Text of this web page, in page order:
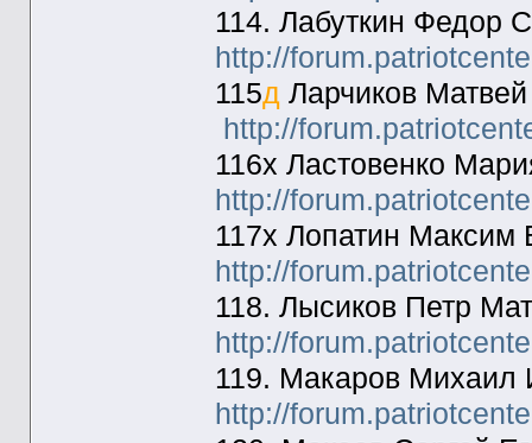
114. Лабуткин Федор
http://
115д Ларчиков
http://
116х Ластовенко
http://
117х Лопатин
http://
118. Лысиков Петр
http://
119. Макаров Михаил
http://